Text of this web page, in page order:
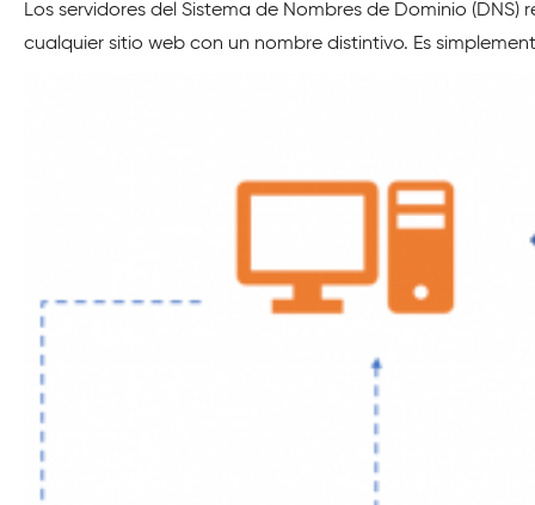
Los servidores del Sistema de Nombres de Dominio
cualquier sitio web con un nombre distintivo. Es